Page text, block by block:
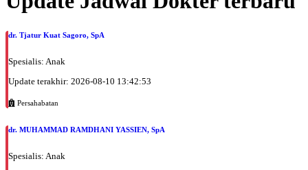
dr. Tjatur Kuat Sagoro, SpA
Spesialis: Anak
Update terakhir: 2026-08-10 13:42:53
Persahabatan
dr. MUHAMMAD RAMDHANI YASSIEN, SpA
Spesialis: Anak